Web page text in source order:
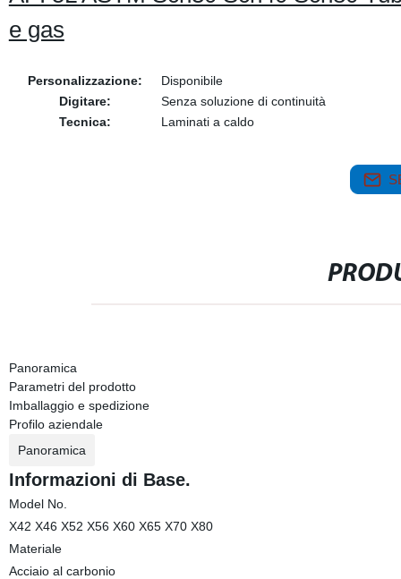
e gas
Personalizzazione:
Disponibile
Digitare:
Senza soluzione di continuità
Tecnica:
Laminati a caldo
Panoramica
Parametri del prodotto
Imballaggio e spedizione
Profilo aziendale
Panoramica
Informazioni di Base.
Model No.
X42 X46 X52 X56 X60 X65 X70 X80
Materiale
Acciaio al carbonio